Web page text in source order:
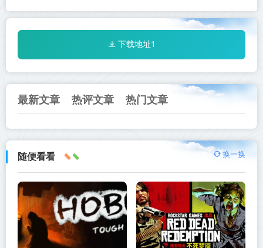
下载地址1
最新文章 热评文章 热门文章
随便看看 换一换